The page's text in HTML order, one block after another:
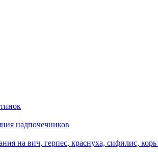
надпочечников
на вич, герпес, краснуха, сифилис,